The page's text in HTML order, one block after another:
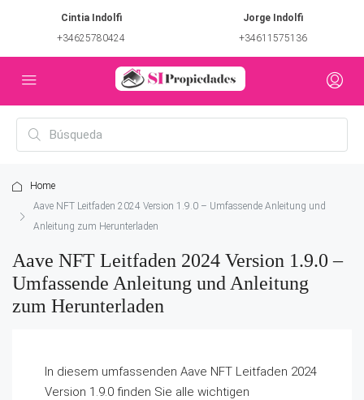
Cintia Indolfi
+34625780424
Jorge Indolfi
+34611575136
Home
Aave NFT Leitfaden 2024 Version 1.9.0 – Umfassende Anleitung und
Anleitung zum Herunterladen
Aave NFT Leitfaden 2024 Version 1.9.0 –
Umfassende Anleitung und Anleitung
zum Herunterladen
In diesem umfassenden Aave NFT Leitfaden 2024
Version 1.9.0 finden Sie alle wichtigen